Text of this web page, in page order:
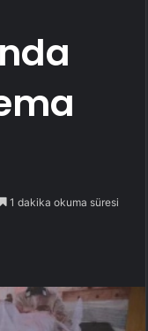
1 dakika okuma süresi